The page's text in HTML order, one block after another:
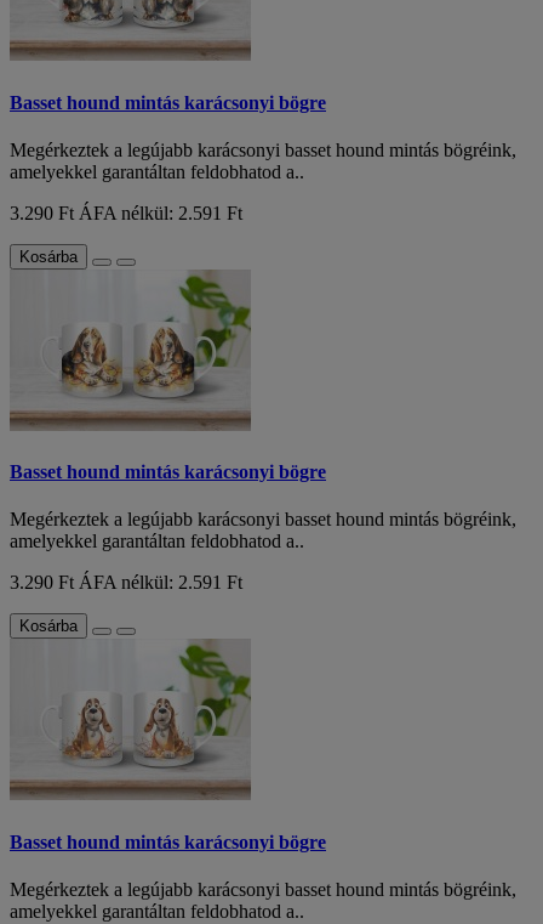
Basset hound mintás karácsonyi bögre
Megérkeztek a legújabb karácsonyi basset hound mintás bögréink,
amelyekkel garantáltan feldobhatod a..
3.290 Ft ÁFA nélkül: 2.591 Ft
Kosárba
Basset hound mintás karácsonyi bögre
Megérkeztek a legújabb karácsonyi basset hound mintás bögréink,
amelyekkel garantáltan feldobhatod a..
3.290 FtÁFA nélkül: 2.591 Ft
Kosárba
Basset hound mintás karácsonyi bögre
Megérkeztek a legújabb karácsonyi basset hound mintás bögréink,
amelyekkel garantáltan feldobhatod a..